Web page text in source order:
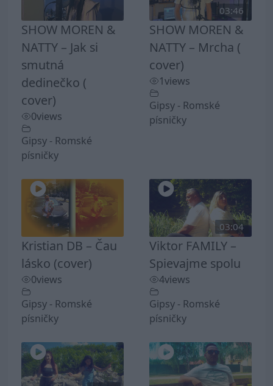
SHOW MOREN &
NATTY – Jak si
smutná
dedinečko (
cover)
0views
Gipsy - Romské
písničky
03:46
SHOW MOREN &
NATTY – Mrcha (
cover)
1views
Gipsy - Romské
písničky
Kristian DB – Čau
lásko (cover)
0views
Gipsy - Romské
písničky
03:04
Viktor FAMILY –
Spievajme spolu
4views
Gipsy - Romské
písničky